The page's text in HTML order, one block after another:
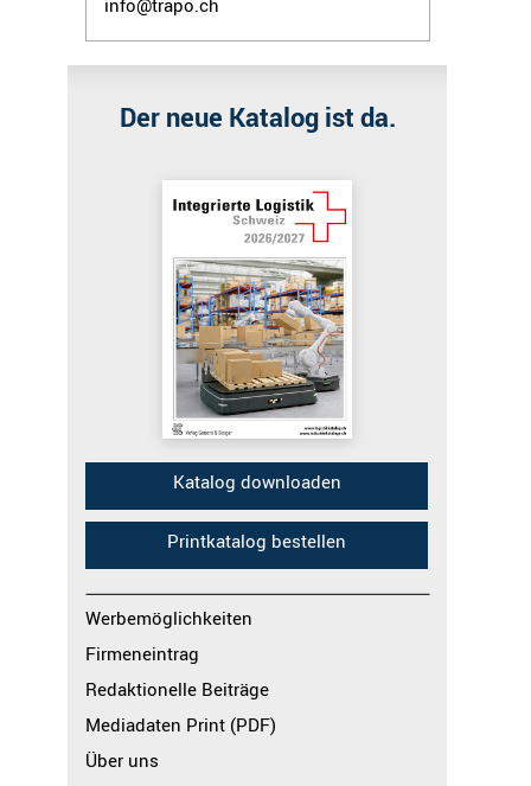
info@trapo.ch
Katalog downloaden
Printkatalog bestellen
Der neue Katalog ist da.
Werbemöglichkeiten
Firmeneintrag
Redaktionelle Beiträge
Mediadaten Print (PDF)
Über uns